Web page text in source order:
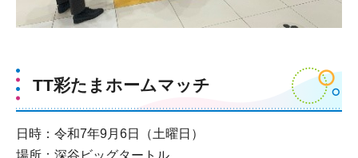
TT彩たまホームマッチ
日時：令和7年9月6日（土曜日）
場所：深谷ビッグタートル